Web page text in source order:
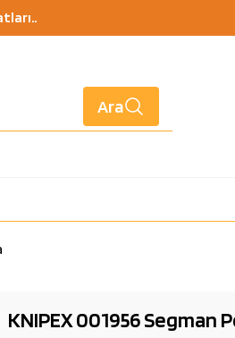
Ara
KNIPEX 001956 Segman